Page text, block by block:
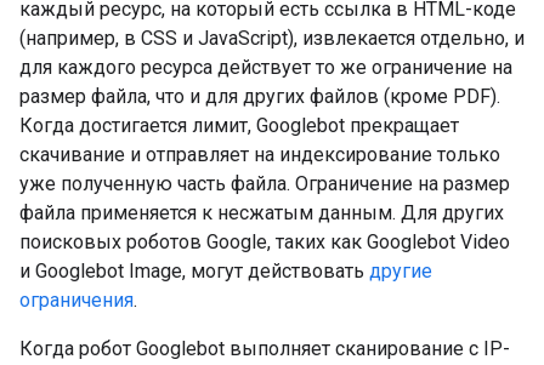
каждый ресурс, на который есть ссылка в HTML-коде
(например, в CSS и JavaScript), извлекается отдельно, и
для каждого ресурса действует то же ограничение на
размер файла, что и для других файлов (кроме PDF).
Когда достигается лимит, Googlebot прекращает
скачивание и отправляет на индексирование только
уже полученную часть файла. Ограничение на размер
файла применяется к несжатым данным. Для других
поисковых роботов Google, таких как Googlebot Video
и Googlebot Image, могут действовать другие
ограничения.
Когда робот Googlebot выполняет сканирование с IP-